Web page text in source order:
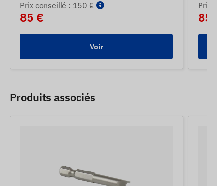
Prix ​​conseillé : 150 €
85 €
Voir
Prix
85
Produits associés